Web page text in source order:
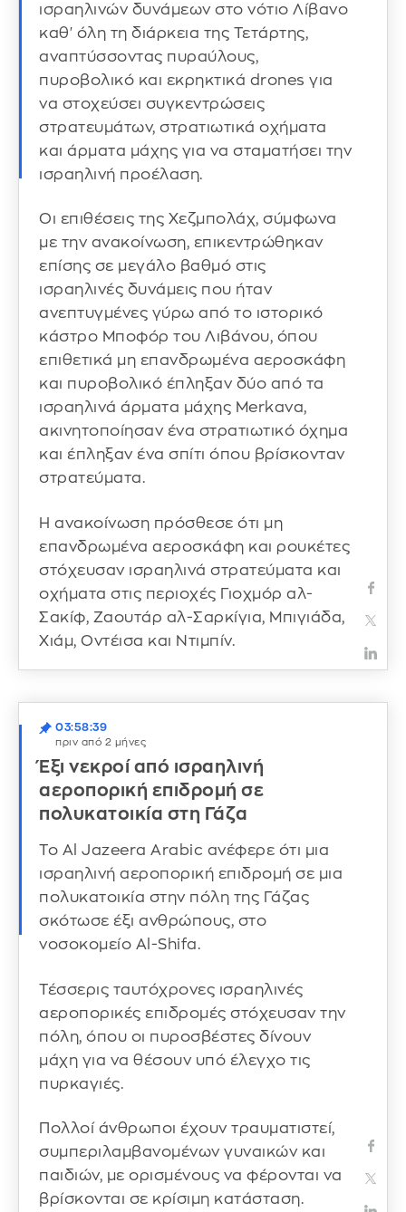
ισραηλινών δυνάμεων στο νότιο Λίβανο
καθ' όλη τη διάρκεια της Τετάρτης,
αναπτύσσοντας πυραύλους,
πυροβολικό και εκρηκτικά drones για
να στοχεύσει συγκεντρώσεις
στρατευμάτων, στρατιωτικά οχήματα
και άρματα μάχης για να σταματήσει την
ισραηλινή προέλαση.
Οι επιθέσεις της Χεζμπολάχ, σύμφωνα
με την ανακοίνωση, επικεντρώθηκαν
επίσης σε μεγάλο βαθμό στις
ισραηλινές δυνάμεις που ήταν
ανεπτυγμένες γύρω από το ιστορικό
κάστρο Μποφόρ του Λιβάνου, όπου
επιθετικά μη επανδρωμένα αεροσκάφη
και πυροβολικό έπληξαν δύο από τα
ισραηλινά άρματα μάχης Merkava,
ακινητοποίησαν ένα στρατιωτικό όχημα
και έπληξαν ένα σπίτι όπου βρίσκονταν
στρατεύματα.
Η ανακοίνωση πρόσθεσε ότι μη
επανδρωμένα αεροσκάφη και ρουκέτες
στόχευσαν ισραηλινά στρατεύματα και
οχήματα στις περιοχές Γιοχμόρ αλ-
Σακίφ, Ζαουτάρ αλ-Σαρκίγια, Μπιγιάδα,
Χιάμ, Οντέισα και Ντιμπίν.
03:58:39
πριν από 2 μήνες
Έξι νεκροί από ισραηλινή
αεροπορική επιδρομή σε
πολυκατοικία στη Γάζα
Το Al Jazeera Arabic ανέφερε ότι μια
ισραηλινή αεροπορική επιδρομή σε μια
πολυκατοικία στην πόλη της Γάζας
σκότωσε έξι ανθρώπους, στο
νοσοκομείο Al-Shifa.
Τέσσερις ταυτόχρονες ισραηλινές
αεροπορικές επιδρομές στόχευσαν την
πόλη, όπου οι πυροσβέστες δίνουν
μάχη για να θέσουν υπό έλεγχο τις
πυρκαγιές.
Πολλοί άνθρωποι έχουν τραυματιστεί,
συμπεριλαμβανομένων γυναικών και
παιδιών, με ορισμένους να φέρονται να
βρίσκονται σε κρίσιμη κατάσταση.